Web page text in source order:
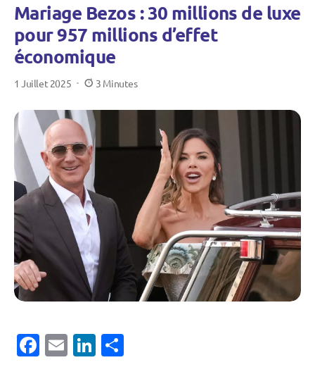
Mariage Bezos : 30 millions de luxe
pour 957 millions d’effet
économique
1 Juillet 2025 3 Minutes
Facebook
EmailLinkedIn